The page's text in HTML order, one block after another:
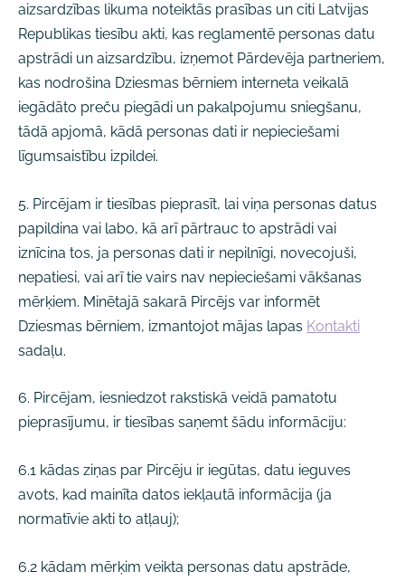
aizsardzības likuma noteiktās prasības un citi Latvijas
Republikas tiesību akti, kas reglamentē personas datu
apstrādi un aizsardzību, izņemot Pārdevēja partneriem,
kas nodrošina Dziesmas bērniem interneta veikalā
iegādāto preču piegādi un pakalpojumu sniegšanu,
tādā apjomā, kādā personas dati ir nepieciešami
līgumsaistību izpildei.
5. Pircējam ir tiesības pieprasīt, lai viņa personas datus
papildina vai labo, kā arī pārtrauc to apstrādi vai
iznīcina tos, ja personas dati ir nepilnīgi, novecojuši,
nepatiesi, vai arī tie vairs nav nepieciešami vākšanas
mērķiem. Minētajā sakarā Pircējs var informēt
Dziesmas bērniem, izmantojot mājas lapas Kontakti
sadaļu.
6. Pircējam, iesniedzot rakstiskā veidā pamatotu
pieprasījumu, ir tiesības saņemt šādu informāciju:
6.1 kādas ziņas par Pircēju ir iegūtas, datu ieguves
avots, kad mainīta datos iekļautā informācija (ja
normatīvie akti to atļauj);
6.2 kādam mērķim veikta personas datu apstrāde,